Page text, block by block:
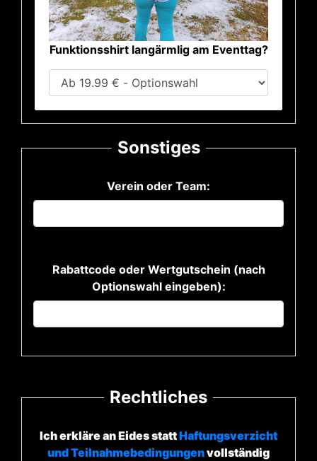
Funktionsshirt langärmlig am Eventtag?
Sonstiges
Verein oder Team:
Rabattcode oder Wertgutschein (nach
Optionswahl eingeben):
Rechtliches
Ich erkläre an Eides stattHaftungsverzicht
und Teilnahmebedingungenvollständig